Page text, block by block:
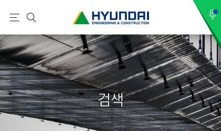
현
건
설
(
H
Y
U
N
메
뉴
검
색
검색